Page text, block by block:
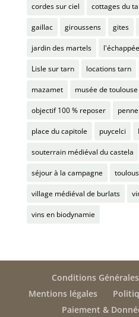
cordes sur ciel cottages du
gaillac giroussens gites
jardin des martels
Lisle sur tarn locations tarn
mazamet musée de
objectif 100 % reposer penne
place du capitole puycelci
souterrain médiéval du castela
séjour à la campagne
village médiéval de burlats
vins en biodynamie
Conditions
Mentions légales
Paiement &